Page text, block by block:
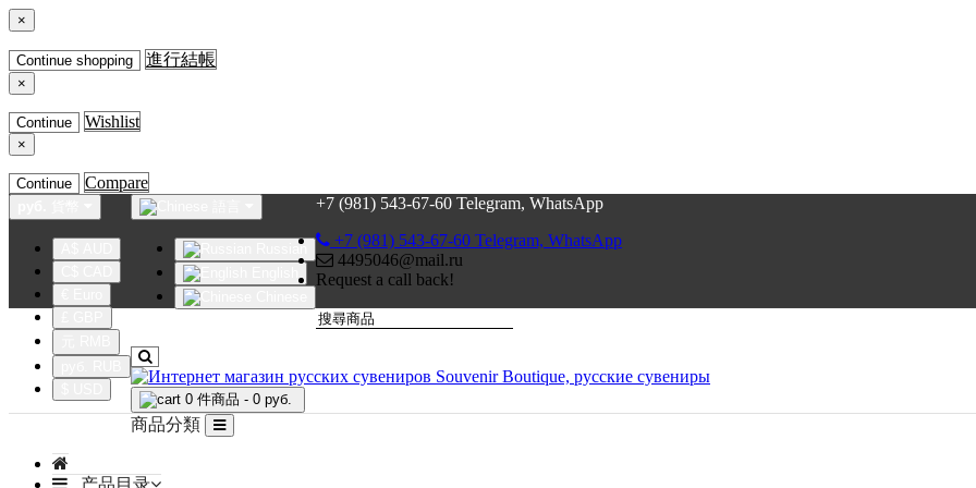
×
Continue shopping 進行結帳
×
Continue Wishlist
×
Continue Compare
Russian
+7 (981) 543-67-60 Telegram, WhatsApp
+7 (981) 543-67-60 Telegram, WhatsApp
4495046@mail.ru
Request a call back!
0 件商品 - 0 руб.
商品分類
产品目录